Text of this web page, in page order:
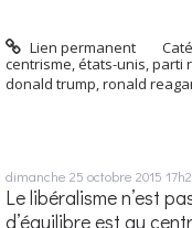
Lien permanent
centrisme états-unis parti
donald trump ronald
dimanche 25 octobre 2015
Le libéralisme n’est
d’équilibre est au